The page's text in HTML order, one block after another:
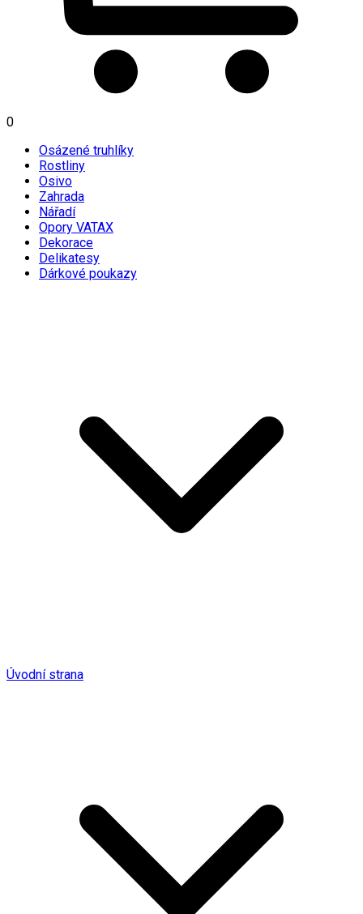
0
Osázené truhlíky
Rostliny
Osivo
Zahrada
Nářadí
Opory VATAX
Dekorace
Delikatesy
Dárkové poukazy
Úvodní strana